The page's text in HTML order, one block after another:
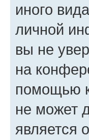
иного
личной
вы не
на
помощью
не может
является